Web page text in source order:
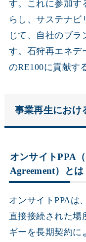
す。これに参加す
らし、サステナビ
じて、自社のブラ
す。石狩再エネデ
のRE100に貢献す
事業再生におけ
オンサイトPPA
Agreement）とは
オンサイトPPAは
直接接続された場
ギーを長期契約に